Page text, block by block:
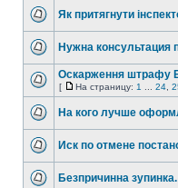
Як притягнути
Нужна консультация
Оскарження
[ На страницу: 1 24
На кого лучше
Иск по отмене
Безпричинна